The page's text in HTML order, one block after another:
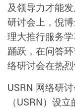
及领导力才能
研讨会上，倪
理大推行服务
踊跃，在问答
络研讨会在热烈
USRN 网络研
（USRN）设